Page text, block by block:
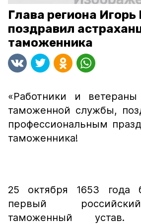
Глава региона
поздравил
таможенника
«Работники и ветераны
таможенной службы,
профессиональным
таможенника!
25 октября 1653 года
первый
таможенный устав.